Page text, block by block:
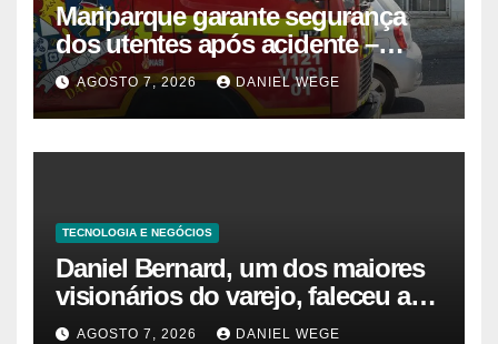
Mariparque garante segurança
dos utentes após acidente –
Observador
AGOSTO 7, 2026 DANIEL WEGE
TECNOLOGIA E NEGÓCIOS
Daniel Bernard, um dos maiores
visionários do varejo, faleceu aos
80 anos – Sincovaga Notícias
AGOSTO 7, 2026 DANIEL WEGE